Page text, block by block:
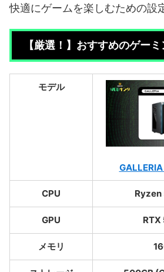
快適にゲームを楽しむための設
【厳選！】おすすめのゲー
モデル
CPU
GPU
メモリ